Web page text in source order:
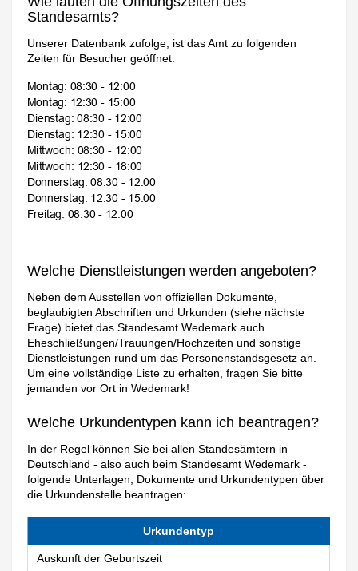
Standesamts?
Unserer Datenbank zufolge, ist das Amt zu folgenden
Zeiten für Besucher geöffnet:
Welche Dienstleistungen werden angeboten?
Neben dem Ausstellen von offiziellen Dokumente,
beglaubigten Abschriften und Urkunden (siehe nächste
Frage) bietet das Standesamt Wedemark auch
Eheschließungen/Trauungen/Hochzeiten und sonstige
Dienstleistungen rund um das Personenstandsgesetz an.
Um eine vollständige Liste zu erhalten, fragen Sie bitte
jemanden vor Ort in Wedemark!
Welche Urkundentypen kann ich beantragen?
In der Regel können Sie bei allen Standesämtern in
Deutschland - also auch beim Standesamt Wedemark -
folgende Unterlagen, Dokumente und Urkundentypen über
die Urkundenstelle beantragen:
Urkundentyp
Auskunft der Geburtszeit